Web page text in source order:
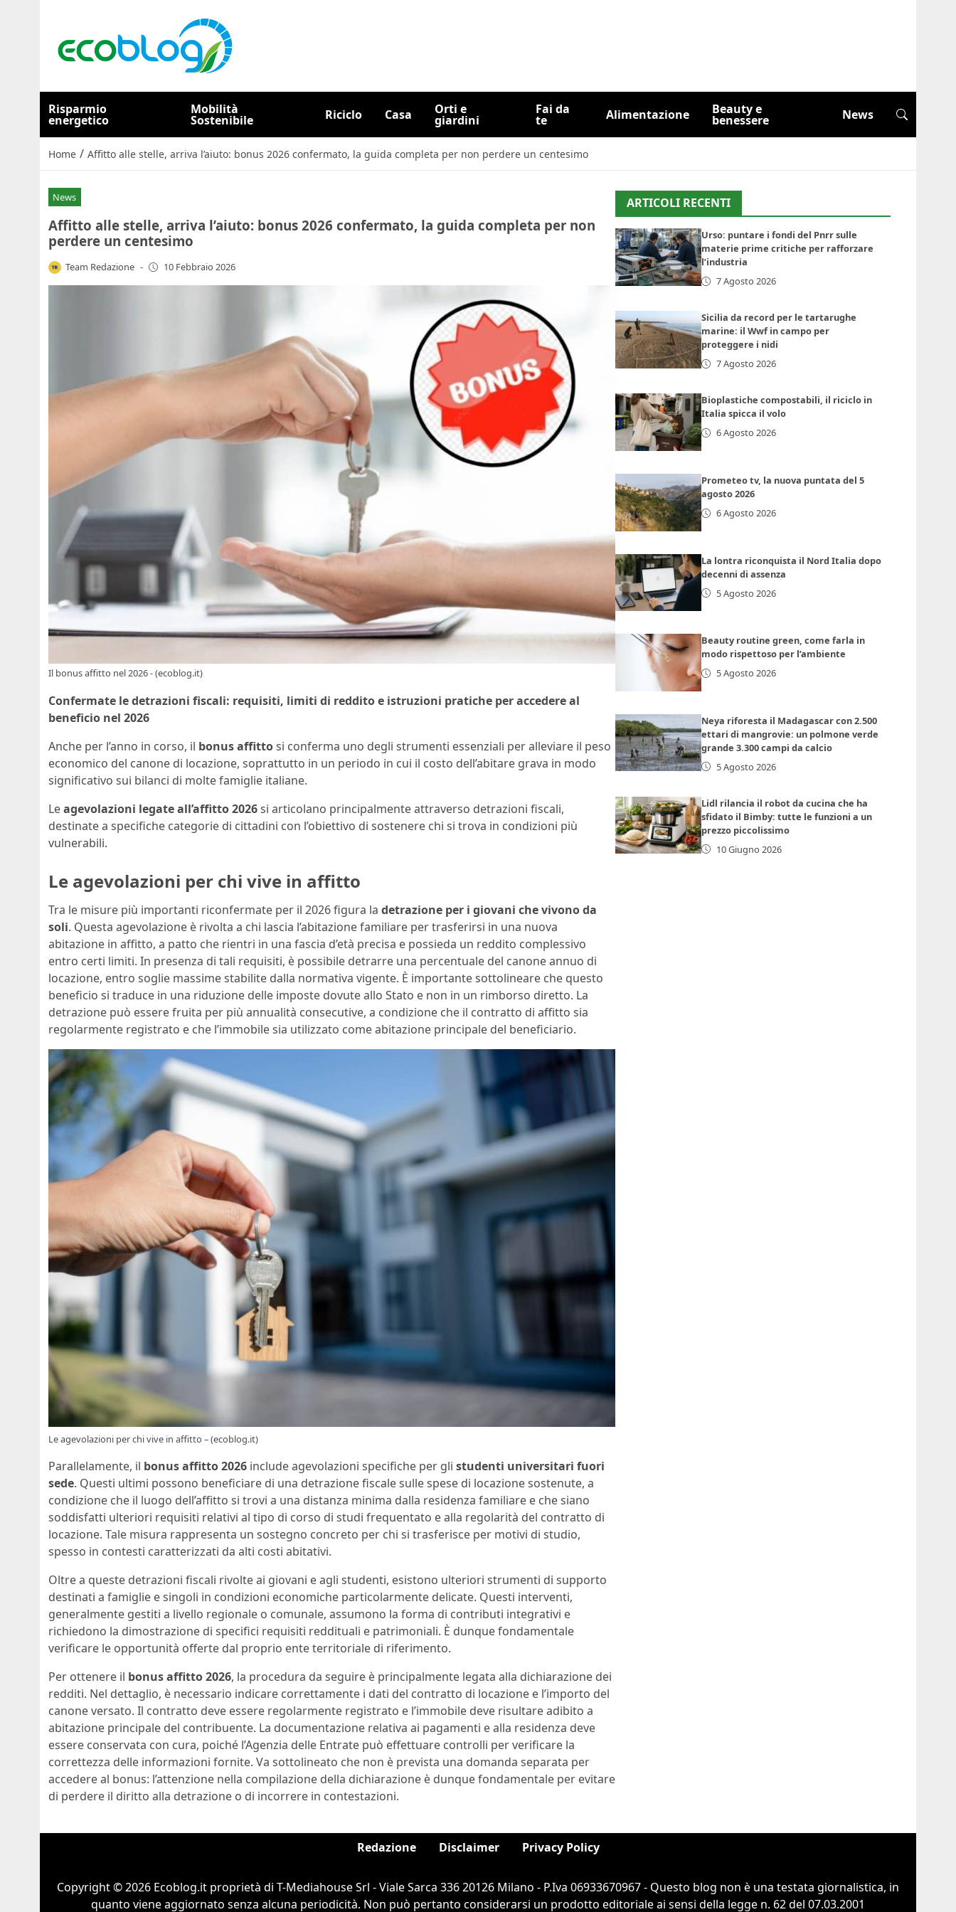
Risparmio
energetico
Mobilità
Sostenibile Riciclo Casa Orti e
giardini
Fai da
te Alimentazione Beauty e
benessere News
Home / Affitto alle stelle, arriva l’aiuto: bonus 2026 confermato, la guida completa per non perdere un centesimo
News
Affitto alle stelle, arriva l’aiuto: bonus 2026 confermato, la guida completa per non
perdere un centesimo
Team Redazione - 10 Febbraio 2026
Il bonus affitto nel 2026 - (ecoblog.it)
Confermate le detrazioni fiscali: requisiti, limiti di reddito e istruzioni pratiche per accedere al
beneficio nel 2026
Anche per l’anno in corso, il bonus affittosi conferma uno degli strumenti essenziali per alleviare il peso
economico del canone di locazione, soprattutto in un periodo in cui il costo dell’abitare grava in modo
significativo sui bilanci di molte famiglie italiane.
Leagevolazioni legate all’affitto 2026si articolano principalmente attraverso detrazioni fiscali,
destinate a specifiche categorie di cittadini con l’obiettivo di sostenere chi si trova in condizioni più
vulnerabili.
Le agevolazioni per chi vive in affitto
Tra le misure più importanti riconfermate per il 2026 figura la detrazione per i giovani che vivono da
soli. Questa agevolazione è rivolta a chi lascia l’abitazione familiare per trasferirsi in una nuova
abitazione in affitto, a patto che rientri in una fascia d’età precisa e possieda un reddito complessivo
entro certi limiti. In presenza di tali requisiti, è possibile detrarre una percentuale del canone annuo di
locazione, entro soglie massime stabilite dalla normativa vigente. È importante sottolineare che questo
beneficio si traduce in una riduzione delle imposte dovute allo Stato e non in un rimborso diretto. La
detrazione può essere fruita per più annualità consecutive, a condizione che il contratto di affitto sia
regolarmente registrato e che l’immobile sia utilizzato come abitazione principale del beneficiario.
Le agevolazioni per chi vive in affitto – (ecoblog.it)
Parallelamente, il bonus affitto 2026 include agevolazioni specifiche per gli studenti universitari fuori
sede. Questi ultimi possono beneficiare di una detrazione fiscale sulle spese di locazione sostenute, a
condizione che il luogo dell’affitto si trovi a una distanza minima dalla residenza familiare e che siano
soddisfatti ulteriori requisiti relativi al tipo di corso di studi frequentato e alla regolarità del contratto di
locazione. Tale misura rappresenta un sostegno concreto per chi si trasferisce per motivi di studio,
spesso in contesti caratterizzati da alti costi abitativi.
Oltre a queste detrazioni fiscali rivolte ai giovani e agli studenti, esistono ulteriori strumenti di supporto
destinati a famiglie e singoli in condizioni economiche particolarmente delicate. Questi interventi,
generalmente gestiti a livello regionale o comunale, assumono la forma di contributi integrativi e
richiedono la dimostrazione di specifici requisiti reddituali e patrimoniali. È dunque fondamentale
verificare le opportunità offerte dal proprio ente territoriale di riferimento.
Per ottenere il bonus affitto 2026, la procedura da seguire è principalmente legata alla dichiarazione dei
redditi. Nel dettaglio, è necessario indicare correttamente i dati del contratto di locazione e l’importo del
canone versato. Il contratto deve essere regolarmente registrato e l’immobile deve risultare adibito a
abitazione principale del contribuente. La documentazione relativa ai pagamenti e alla residenza deve
essere conservata con cura, poiché l’Agenzia delle Entrate può effettuare controlli per verificare la
correttezza delle informazioni fornite. Va sottolineato che non è prevista una domanda separata per
accedere al bonus: l’attenzione nella compilazione della dichiarazione è dunque fondamentale per evitare
di perdere il diritto alla detrazione o di incorrere in contestazioni.
ARTICOLI RECENTI
Urso: puntare i fondi del Pnrr sulle
materie prime critiche per rafforzare
l’industria
7 Agosto 2026
Sicilia da record per le tartarughe
marine: il Wwf in campo per
proteggere i nidi
7 Agosto 2026
Bioplastiche compostabili, il riciclo in
Italia spicca il volo
6 Agosto 2026
Prometeo tv, la nuova puntata del 5
agosto 2026
6 Agosto 2026
La lontra riconquista il Nord Italia dopo
decenni di assenza
5 Agosto 2026
Beauty routine green, come farla in
modo rispettoso per l’ambiente
5 Agosto 2026
Neya riforesta il Madagascar con 2.500
ettari di mangrovie: un polmone verde
grande 3.300 campi da calcio
5 Agosto 2026
Lidl rilancia il robot da cucina che ha
sfidato il Bimby: tutte le funzioni a un
prezzo piccolissimo
10 Giugno 2026
Redazione Disclaimer Privacy Policy
Copyright © 2026 Ecoblog.it proprietà di T-Mediahouse Srl - Viale Sarca 336 20126 Milano - P.Iva 06933670967 - Questo blog non è una testata giornalistica, in
quanto viene aggiornato senza alcuna periodicità. Non può pertanto considerarsi un prodotto editoriale ai sensi della legge n. 62 del 07.03.2001